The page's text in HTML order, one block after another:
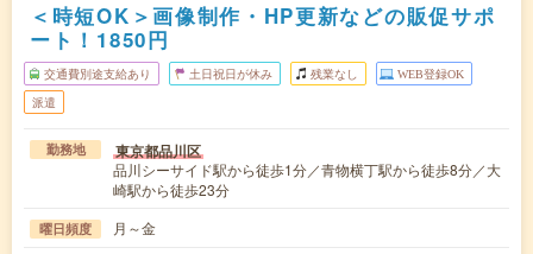
＜時短OK＞画像制作・HP更新などの販促サポ
ート！1850円
交通費別途支給あり 土日祝日が休み 残業なし WEB登録OK
派遣
勤務地 東京都品川区
品川シーサイド駅から徒歩1分／青物横丁駅から徒歩8分／大
崎駅から徒歩23分
曜日頻度 月～金